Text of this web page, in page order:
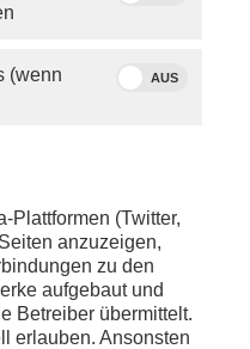
(wenn
AUS
Plattformen (Twitter,
anzuzeigen,
zu den
aufgebaut und
Betreiber übermittelt.
erlauben. Ansonsten